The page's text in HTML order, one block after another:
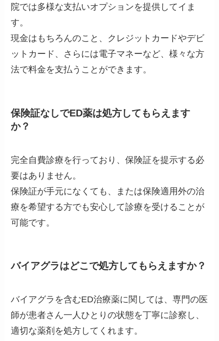
院では多様な支払いオプションを提供してイま
す。
現金はもちろんのこと、クレジットカードやデビ
ットカード、さらには電子マネーなど、様々な方
法で料金を支払うことができます。
保険証なしでED薬は処方してもらえます
か？
完全自費診療を行っており、保険証を提示する必
要はありません。
保険証が手元になくても、または保険適用外の治
療を希望する方でも安心して診療を受けることが
可能です。
バイアグラはどこで処方してもらえますか？
バイアグラを含むED治療薬に関しては、専門の医
師が患者さん一人ひとりの状態を丁寧に診察し、
適切な薬剤を処方してくれます。